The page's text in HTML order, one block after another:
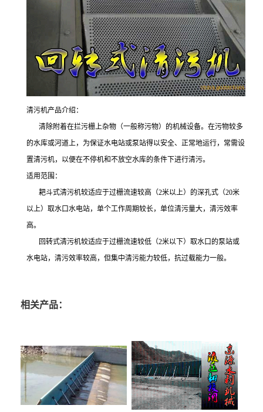
清污机产品介绍：
清除附着在拦污栅上杂物（一般称污物）的机械设备。在污物较多
的水库或河道上，为保证水电站或泵站得以安全、正常地运行，常需设
置清污机，以便在不停机和不放空水库的条件下进行清污。
适用范围：
耙斗式清污机较适应于过栅流速较高（2米以上）的深孔式（20米
以上）取水口水电站，单个工作周期较长，单位清污量大，清污效率
高。
回转式清污机较适应于过栅流速较低（2米以下）取水口的泵站或
水电站，清污效率较高，但集中清污能力较低，抗过载能力一般。
相关产品：